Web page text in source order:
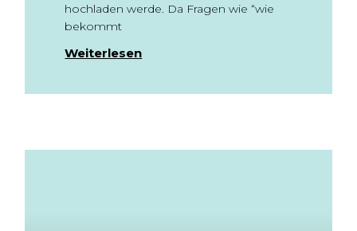
hochladen werde. Da Fragen wie “wie
bekommt
Weiterlesen